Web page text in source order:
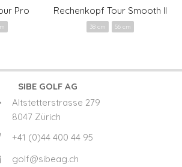
Pro Rechenkopf Tour Smooth II
38 cm 56 cm
SIBE GOLF AG
Altstetterstrasse 279
8047 Zürich
+41 (0)44 400 44 95
golf@sibeag.ch